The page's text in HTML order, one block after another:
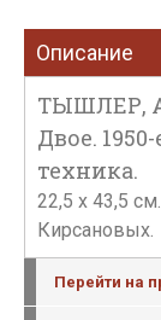
Описание
ТЫШЛЕР,
Двое.
техника.
22,5 х 43,5
Кирсановых.
Перейти на